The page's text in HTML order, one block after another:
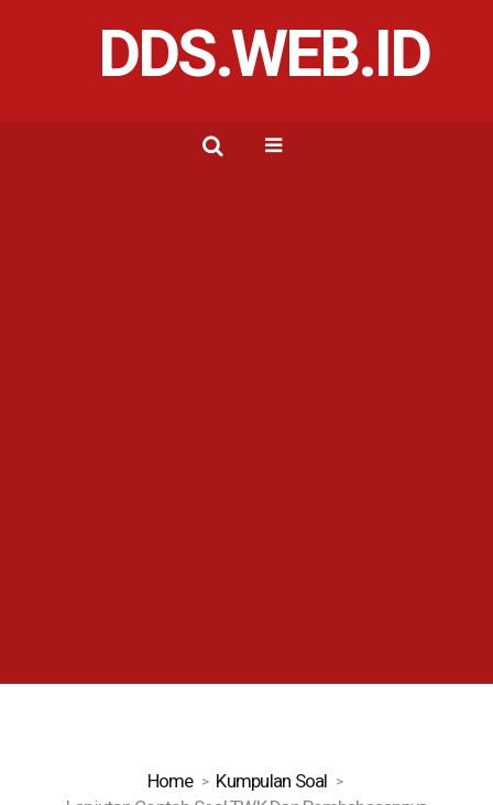
DDS.WEB.ID
Home
Kumpulan Soal